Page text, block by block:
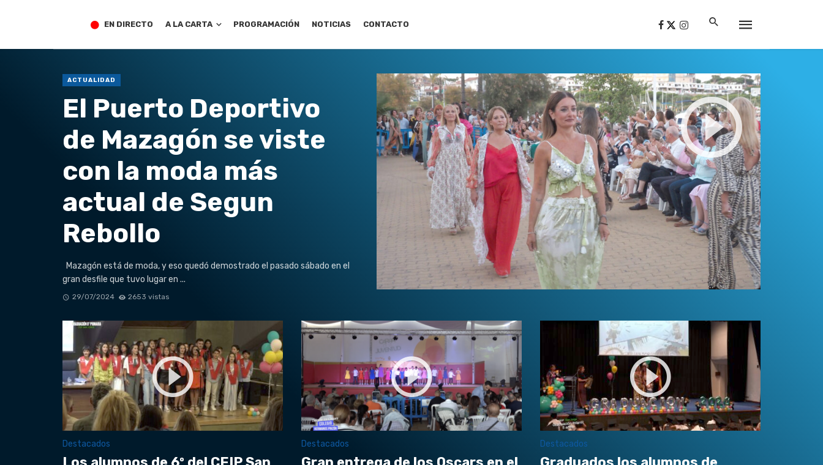
EN DIRECTO A LA CARTA PROGRAMACIÓN NOTICIAS CONTACTO
ACTUALIDAD
El Puerto Deportivo
de Mazagón se viste
con la moda más
actual de Segun
Rebollo
Mazagón está de moda, y eso quedó demostrado el pasado sábado en el
gran desfile que tuvo lugar en ...
29/07/2024 2653 vistas
Destacados Destacados Destacados